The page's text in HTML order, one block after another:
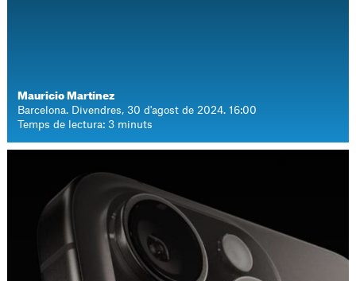
Mauricio Martínez
Barcelona. Divendres, 30 d'agost de 2024. 16:00
Temps de lectura: 3 minuts